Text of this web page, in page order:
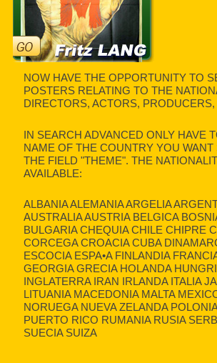
NOW HAVE THE OPPORTUNITY TO
POSTERS RELATING TO THE
DIRECTORS, ACTORS,
IN SEARCH ADVANCED ONLY HAVE
NAME OF THE COUNTRY YOU WANT
THE FIELD "THEME". THE
AVAILABLE:
ALBANIA ALEMANIA ARGELIA
AUSTRALIA AUSTRIA BELGICA
BULGARIA CHEQUIA CHILE CHIPRE
CORCEGA CROACIA CUBA
ESCOCIA ESPA•A FINLANDIA
GEORGIA GRECIA HOLANDA
INGLATERRA IRAN IRLANDA ITALIA
LITUANIA MACEDONIA MALTA
NORUEGA NUEVA ZELANDA
PUERTO RICO RUMANIA RUSIA
SUECIA SUIZA